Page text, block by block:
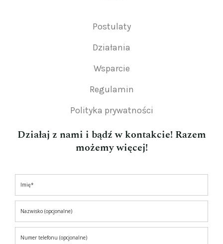
Postulaty
Działania
Wsparcie
Regulamin
Polityka prywatności
Działaj z nami i bądź w kontakcie! Razem
możemy więcej!